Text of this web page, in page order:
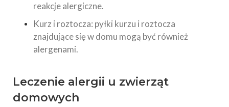
reakcje alergiczne.
Kurz i roztocza: pyłki kurzu i roztocza
znajdujące się w domu mogą być również
alergenami.
Leczenie alergii u zwierząt
domowych